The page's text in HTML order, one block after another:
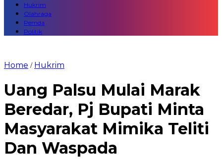
Hukrim
Olahraga
Pemda
Politik
Home / Hukrim
Uang Palsu Mulai Marak
Beredar, Pj Bupati Minta
Masyarakat Mimika Teliti
Dan Waspada